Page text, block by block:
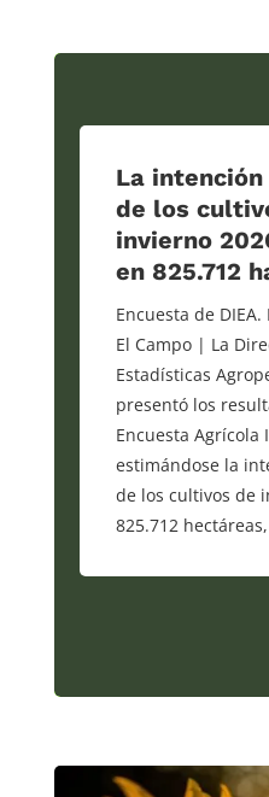
La
de los
invierno
en 825.712
Encuesta de
El Campo | La
Estadísticas
presentó los
Encuesta Agrícola
estimándose la
de los cultivos de
825.712